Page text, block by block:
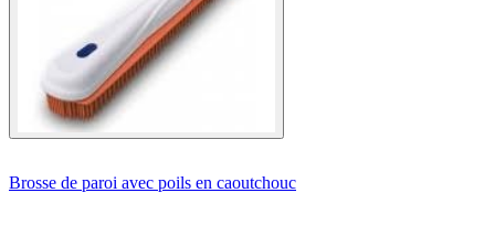
Brosse de paroi avec poils en caoutchouc